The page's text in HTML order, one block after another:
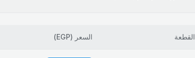
القطعة السعر (
EGP
)